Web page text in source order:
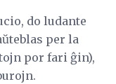
do ludante
per la
por fari ĝin),